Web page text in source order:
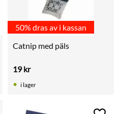
50% dras av i kassan
Catnip med päls
19kr
i lager